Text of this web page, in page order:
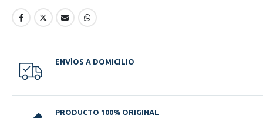
ENVÍOS A DOMICILIO
PRODUCTO 100% ORIGINAL